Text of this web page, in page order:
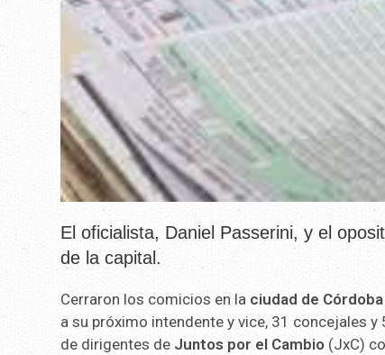
El oficialista, Daniel Passerini, y el
de la capital.
Cerraron los comicios en la ciudad de Córdoba
a su próximo intendente y vice, 31 concejales
de dirigentes de Juntos por el Cambio (JxC)